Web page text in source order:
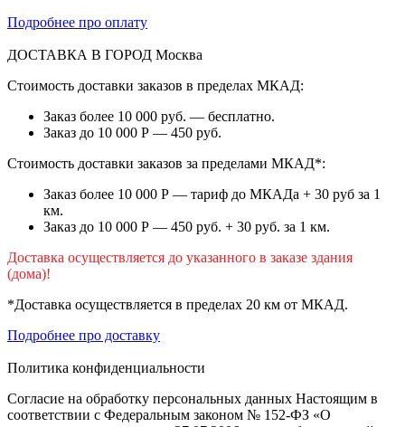
Подробнее про оплату
ДОСТАВКА В ГОРОД Москва
Стоимость доставки заказов в пределах МКАД:
Заказ более 10 000 руб. — бесплатно.
Заказ до 10 000 Р — 450 руб.
Стоимость доставки заказов за пределами МКАД*:
Заказ более 10 000 Р — тариф до МКАДа + 30 руб за 1
км.
Заказ до 10 000 Р — 450 руб. + 30 руб. за 1 км.
Доставка осуществляется до указанного в заказе здания
(дома)!
*Доставка осуществляется в пределах 20 км от МКАД.
Подробнее про доставку
Политика конфиденциальности
Согласие на обработку персональных данных Настоящим в
соответствии с Федеральным законом № 152-ФЗ «О